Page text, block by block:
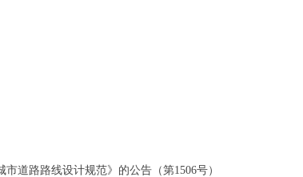
道路路线设计规范》的公告（第1506号）